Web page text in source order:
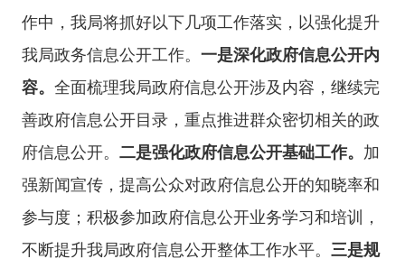
作中，我局将抓好以下几项工作落实，以强化提升
我局政务信息公开工作。 一是深化政府信息公开内
容。 全面梳理我局政府信息公开涉及内容，继续完
善政府信息公开目录，重点推进群众密切相关的政
府信息公开。 二是强化政府信息公开基础工作。 加
强新闻宣传，提高公众对政府信息公开的知晓率和
参与度；积极参加政府信息公开业务学习和培训，
不断提升我局政府信息公开整体工作水平。 三是规